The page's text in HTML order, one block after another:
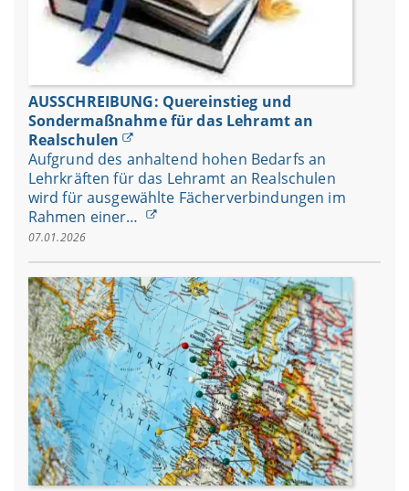
AUSSCHREIBUNG: Quereinstieg und
Sondermaßnahme für das Lehramt an
Realschulen
Aufgrund des anhaltend hohen Bedarfs an
Lehrkräften für das Lehramt an Realschulen
wird für ausgewählte Fächerverbindungen im
Rahmen einer…
07.01.2026